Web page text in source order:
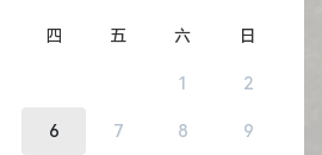
四 五 六 日
1 2
6 7 8 9